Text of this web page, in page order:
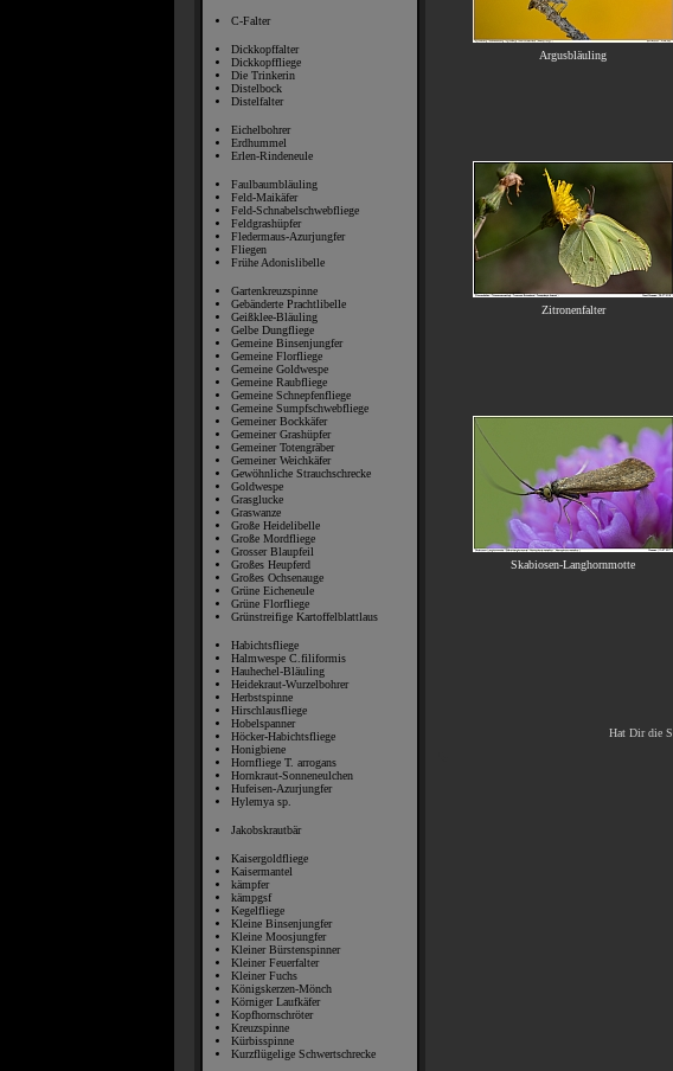
C-Falter
Dickkopffalter
Dickkopffliege
Die Trinkerin
Distelbock
Distelfalter
Eichelbohrer
Erdhummel
Erlen-Rindeneule
Faulbaumbläuling
Feld-Maikäfer
Feld-Schnabelschwebfliege
Feldgrashüpfer
Fledermaus-Azurjungfer
Fliegen
Frühe Adonislibelle
Gartenkreuzspinne
Gebänderte Prachtlibelle
Geißklee-Bläuling
Gelbe Dungfliege
Gemeine Binsenjungfer
Gemeine Florfliege
Gemeine Goldwespe
Gemeine Raubfliege
Gemeine Schnepfenfliege
Gemeine Sumpfschwebfliege
Gemeiner Bockkäfer
Gemeiner Grashüpfer
Gemeiner Totengräber
Gemeiner Weichkäfer
Gewöhnliche Strauchschrecke
Goldwespe
Grasglucke
Graswanze
Große Heidelibelle
Große Mordfliege
Grosser Blaupfeil
Großes Heupferd
Großes Ochsenauge
Grüne Eicheneule
Grüne Florfliege
Grünstreifige Kartoffelblattlaus
Habichtsfliege
Halmwespe C.filiformis
Hauhechel-Bläuling
Heidekraut-Wurzelbohrer
Herbstspinne
Hirschlausfliege
Hobelspanner
Höcker-Habichtsfliege
Honigbiene
Hornfliege T. arrogans
Hornkraut-Sonneneulchen
Hufeisen-Azurjungfer
Hylemya sp.
Jakobskrautbär
Kaisergoldfliege
Kaisermantel
kämpfer
kämpgsf
Kegelfliege
Kleine Binsenjungfer
Kleine Moosjungfer
Kleiner Bürstenspinner
Kleiner Feuerfalter
Kleiner Fuchs
Königskerzen-Mönch
Körniger Laufkäfer
Kopfhornschröter
Kreuzspinne
Kürbisspinne
Kurzflügelige Schwertschrecke
Argusbläuling
Zitronenfalter
Skabiosen-Langhornmotte
Hat Dir die